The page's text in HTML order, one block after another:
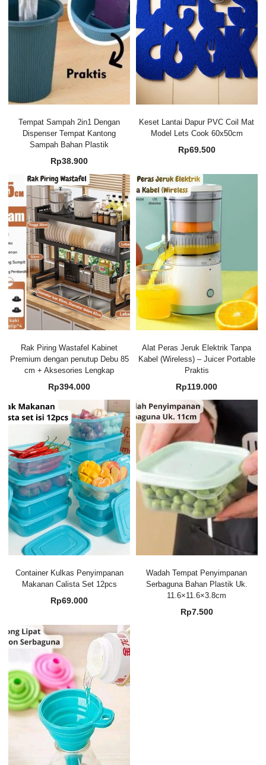
Tempat Sampah 2in1 Dengan
Dispenser Tempat Kantong
Sampah Bahan Plastik
Rp38.900
Keset Lantai Dapur PVC Coil Mat
Model Lets Cook 60x50cm
Rp69.500
Rak Piring Wastafel Kabinet
Premium dengan penutup Debu 85
cm + Aksesories Lengkap
Rp394.000
Alat Peras Jeruk Elektrik Tanpa
Kabel (Wireless) – Juicer Portable
Praktis
Rp119.000
Container Kulkas Penyimpanan
Makanan Calista Set 12pcs
Rp69.000
Wadah Tempat Penyimpanan
Serbaguna Bahan Plastik Uk.
11.6×11.6×3.8cm
Rp7.500